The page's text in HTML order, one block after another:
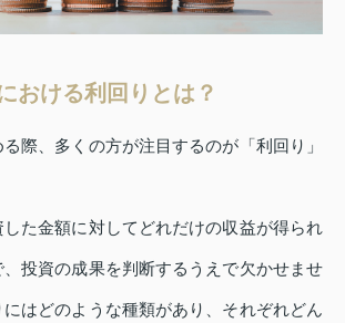
おける利回りとは？
際、多くの方が注目するのが「利回り」
た金額に対してどれだけの収益が得られ
投資の成果を判断するうえで欠かせませ
はどのような種類があり、それぞれどん